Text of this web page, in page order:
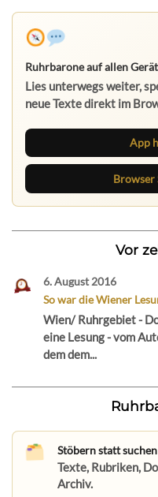
Ruhrbarone auf allen
Lies unterwegs weiter,
neue Texte direkt im
App
Browser
Vor
6. August 2016
So war die Wiener
Wien/ Ruhrgebiet -
eine Lesung - vom
dem dem...
Stöbern statt suchen
Texte, Rubriken,
Archiv.